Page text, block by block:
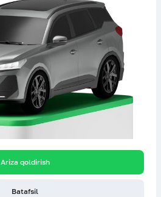
Ariza qoldirish
Batafsil